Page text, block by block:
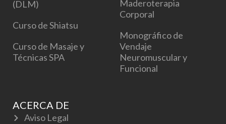
(DLM)
Curso de Shiatsu
Curso de Masaje y
Técnicas SPA
Maderoterapia
Corporal
Monográfico de
Vendaje
Neuromuscular y
Funcional
ACERCA DE
Aviso Legal